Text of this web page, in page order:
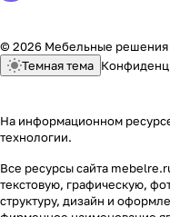
© 2026 Мебельные решения
Темная тема
На информационном
технологии.
Все ресурсы сайта
текстовую, графическую,
структуру, дизайн и